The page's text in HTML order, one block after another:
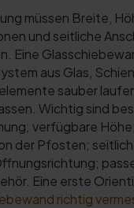
müssen Breite,
und seitliche
Eine
aus Glas,
sauber
Wichtig sind
verfügbare
der Pfosten;
Eine erste
richtig